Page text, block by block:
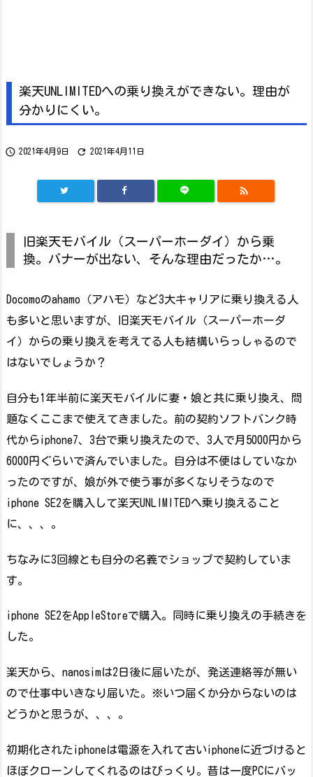
楽天UNLIMITEDへの乗り換えができない。理由が
分かりにくい。
 2021年4月9日  2021年4月11日

旧楽天モバイル（スーパーホーダイ）から乗
換。バナーが出ない、そんな理由だったか…。
Docomoのahamo（アハモ）など3大キャリアに乗り換える人
も多いと思いますが、旧楽天モバイル（スーパーホーダ
イ）からの乗り換えを考えてる人も結構いらっしゃるので
はないでしょうか？
自分も1年半前に楽天モバイルに妻・娘と共に乗り換え、問
題なくここまで使えてきました。前の契約ソフトバンク時
代からiphone7、3台で乗り換えたので、3人で月5000円から
6000円ぐらいで済んでいました。自分は不便はしていなか
ったのですが、娘が外で使う事が多くなりそうなので
iphone SE2を購入して楽天UNLIMITEDへ乗り換えること
に、、、。
ちなみに3回線とも自分の名義でショップで契約していま
す。
iphone SE2をAppleStoreで購入。同時に乗り換えの手続きを
した。
楽天から、nanosimは2日後に届いたが、発送連絡等が無い
ので仕事中いきなり届いた。※いつ届くか分からないのは
どうかと思うが、、、。
初期化されたiphoneは電源を入れて古いiphoneに近づけると
ほぼクローンしてくれるのはびっくり。昔は一度PCにバッ